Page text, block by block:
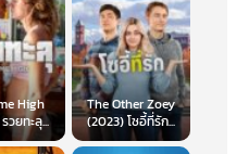
High
วยทะลุ...
The Other Zoey
(2023) โซอี้ที่รัก...